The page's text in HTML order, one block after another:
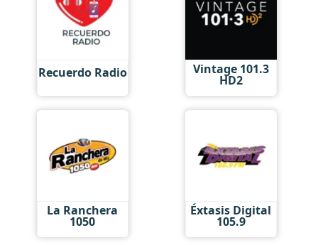
Recuerdo Radio Vintage 101.3
HD2
La Ranchera
1050
Éxtasis Digital
105.9